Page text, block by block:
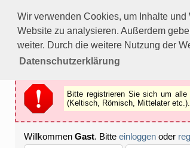
Wir verwenden Cookies, um Inhalte
Website zu analysieren. Außerdem
weiter. Durch die weitere Nutzung der
Datenschutzerklärung
Bitte registrieren Sie sich um alle
Als Gast können Sie z.B.keine Bilder
Registrieren
Bitte registrieren Sie sich um
(Keltisch, Römisch, Mittelater
Willkommen Gast. Bitte einloggen oder